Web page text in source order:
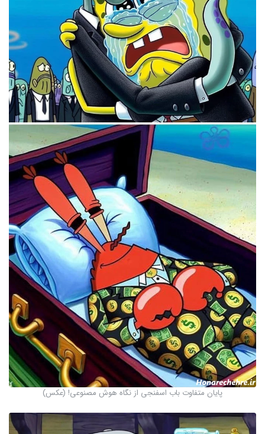
پایان متفاوت باب اسفنجی از نگاه هوش مصنوعی! (عکس)